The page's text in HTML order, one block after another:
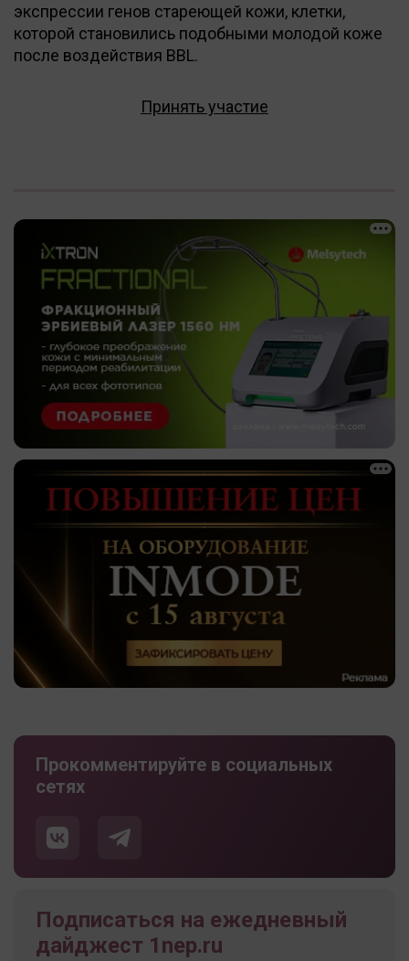
экспрессии генов стареющей кожи, клетки,
которой становились подобными молодой коже
после воздействия BBL.
Принять участие
Прокомментируйте в социальных
сетях
Подписаться на ежедневный
дайджест 1nep.ru